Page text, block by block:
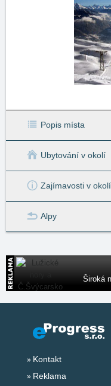
Popis místa
Ubytování v okolí
Zajímavosti v okolí
Alpy
Široká
Kontakt
Reklama